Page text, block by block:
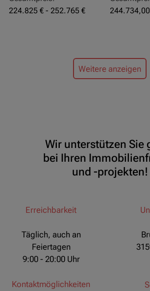
224.825 € - 252.765 €
Weitere anzeigen
Wir unterstützen Sie
bei Ihren
und -projekten!
Erreichbarkeit
Täglich, auch an
Feiertagen
9:00 - 20:00 Uhr
Kontaktmöglichkeiten